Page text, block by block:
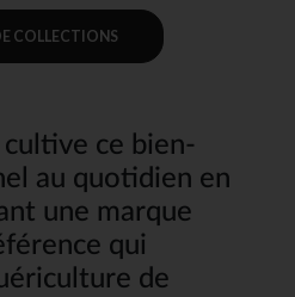
COLLECTIONS
ce bien-
au quotidien en
une marque
qui
de